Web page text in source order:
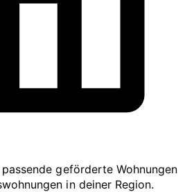
geförderte Wohnungen
in deiner Region.